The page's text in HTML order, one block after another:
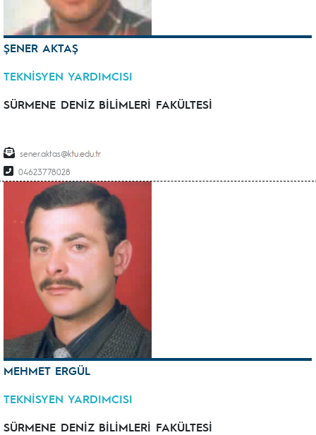
ŞENER AKTAŞ
TEKNİSYEN YARDIMCISI
SÜRMENE DENİZ BİLİMLERİ FAKÜLTESİ
sener.aktas
04623778028
MEHMET ERGÜL
TEKNİSYEN YARDIMCISI
SÜRMENE DENİZ BİLİMLERİ FAKÜLTESİ